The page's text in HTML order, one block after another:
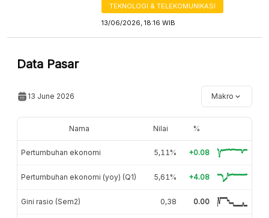
TEKNOLOGI & TELEKOMUNIKASI
13/06/2026, 18:16 WIB
Data Pasar
13 June 2026 Makro
Nama Nilai %
Pertumbuhan ekonomi 5,11% +0.08
Pertumbuhan ekonomi (yoy) (Q1) 5,61% +4.08
Gini rasio (Sem2) 0,38 0.00